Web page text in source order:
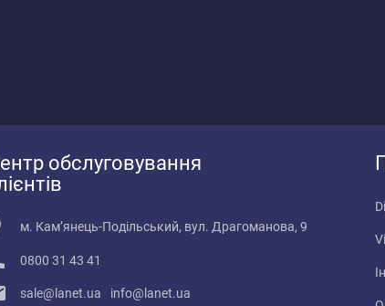
обслуговування
м. Кам’янець-Подільський, вул. Драгоманова, 9
0800 31 43 41
sale@lanet.ua info@lanet.ua